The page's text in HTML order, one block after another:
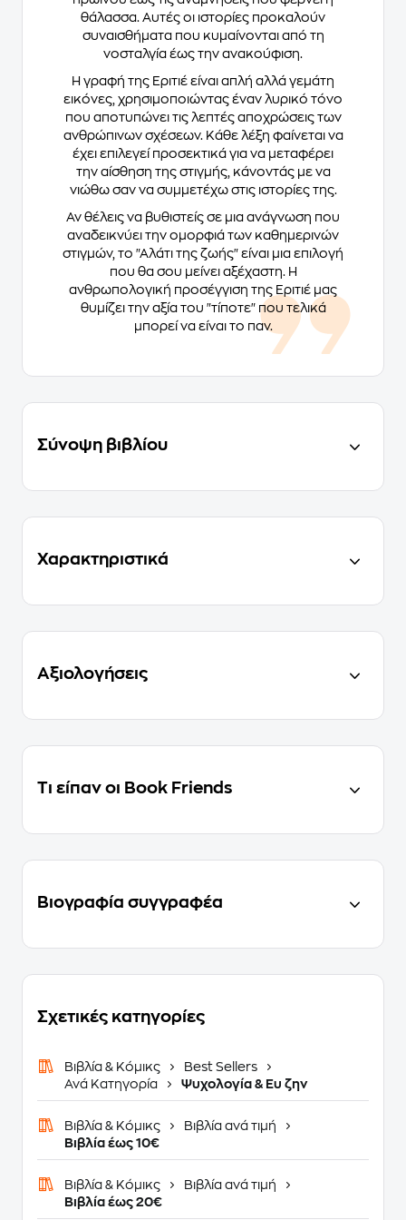
θάλασσα. Αυτές οι ιστορίες προκαλούν
συναισθήματα που κυμαίνονται από τη
νοσταλγία έως την ανακούφιση.
Η γραφή της Εριτιέ είναι απλή αλλά γεμάτη
εικόνες, χρησιμοποιώντας έναν λυρικό τόνο
που αποτυπώνει τις λεπτές αποχρώσεις των
ανθρώπινων σχέσεων. Κάθε λέξη φαίνεται να
έχει επιλεγεί προσεκτικά για να μεταφέρει
την αίσθηση της στιγμής, κάνοντάς με να
νιώθω σαν να συμμετέχω στις ιστορίες της.
Αν θέλεις να βυθιστείς σε μια ανάγνωση που
αναδεικνύει την ομορφιά των καθημερινών
στιγμών, το "Αλάτι της ζωής" είναι μια επιλογή
που θα σου μείνει αξέχαστη. Η
ανθρωπολογική προσέγγιση της Εριτιέ μας
θυμίζει την αξία του "τίποτε" που τελικά
μπορεί να είναι το παν.
Σύνοψη βιβλίου
Χαρακτηριστικά
Αξιολογήσεις
Τι είπαν οι Book Friends
Βιογραφία συγγραφέα
Σχετικές κατηγορίες
Βιβλία & Κόμικς
Best Sellers
Ανά Κατηγορία
Ψυχολογία & Ευ ζην
Βιβλία & Κόμικς
Βιβλία ανά τιμή
Βιβλία έως 10€
Βιβλία & Κόμικς
Βιβλία ανά τιμή
Βιβλία έως 20€